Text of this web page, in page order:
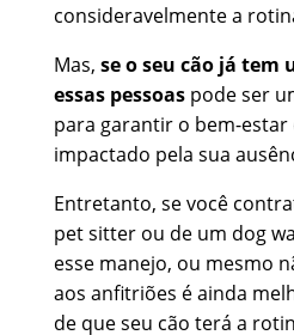
consideravelmente a
Mas, se o seu cão já tem
essas pessoaspode ser
para garantir o bem-
impactado pela sua
Entretanto, se você
pet sitter ou de um dog
esse manejo, ou mesmo
aos anfitriões é ainda
de que seu cão terá a